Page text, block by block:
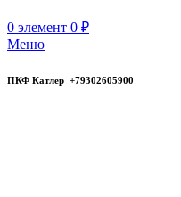
0 элемент 0 ₽
Меню
ПКФ Катлер +79302605900